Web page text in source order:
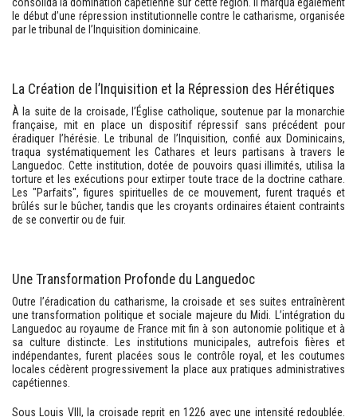
consolida la domination capétienne sur cette région. Il marqua également
le début d’une répression institutionnelle contre le catharisme, organisée
par le tribunal de l’Inquisition dominicaine.
La Création de l’Inquisition et la Répression des Hérétiques
À la suite de la croisade, l’Église catholique, soutenue par la monarchie
française, mit en place un dispositif répressif sans précédent pour
éradiquer l’hérésie. Le tribunal de l’Inquisition, confié aux Dominicains,
traqua systématiquement les Cathares et leurs partisans à travers le
Languedoc. Cette institution, dotée de pouvoirs quasi illimités, utilisa la
torture et les exécutions pour extirper toute trace de la doctrine cathare.
Les "Parfaits", figures spirituelles de ce mouvement, furent traqués et
brûlés sur le bûcher, tandis que les croyants ordinaires étaient contraints
de se convertir ou de fuir.
Une Transformation Profonde du Languedoc
Outre l’éradication du catharisme, la croisade et ses suites entraînèrent
une transformation politique et sociale majeure du Midi. L’intégration du
Languedoc au royaume de France mit fin à son autonomie politique et à
sa culture distincte. Les institutions municipales, autrefois fières et
indépendantes, furent placées sous le contrôle royal, et les coutumes
locales cédèrent progressivement la place aux pratiques administratives
capétiennes.
Sous Louis VIII, la croisade reprit en 1226 avec une intensité redoublée.